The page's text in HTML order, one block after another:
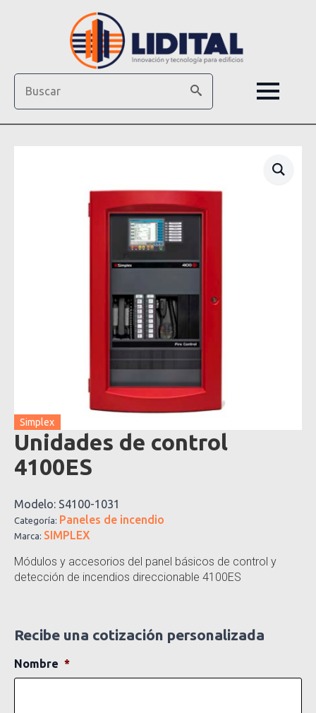
Simplex
Unidades de control
4100ES
Modelo: S4100-1031
Categoría: Paneles de incendio
Marca: SIMPLEX
Módulos y accesorios del panel básicos de control y
detección de incendios direccionable 4100ES
Recibe una cotización personalizada
Nombre *